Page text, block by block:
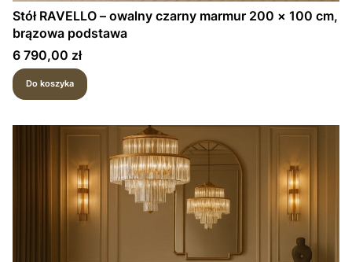
Stół RAVELLO – owalny czarny marmur 200 × 100 cm,
brązowa podstawa
Cena
6 790,00 zł
Do koszyka